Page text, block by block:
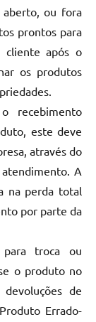
ou fora
prontos para
cliente após o
os produtos
recebimento
este deve
através do
A
na perda total
por parte da
troca ou
o produto no
de
Errado-